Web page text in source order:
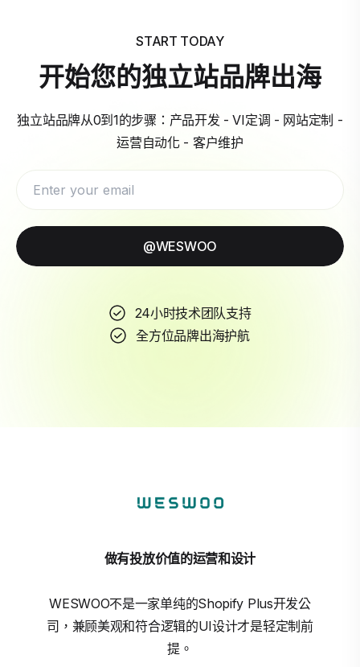
START TODAY
开始您的独立站品牌出海
独立站品牌从0到1的步骤：产品开发 - VI定调 - 网站定制 -
运营自动化 - 客户维护
@WESWOO
24小时技术团队支持
全方位品牌出海护航
做有投放价值的运营和设计
WESWOO不是一家单纯的Shopify Plus开发公
司，兼顾美观和符合逻辑的UI设计才是轻定制前
提。